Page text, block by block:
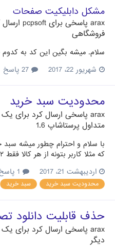
مشکل دابلیکیت صفحات
arax پاسخی برای pcpsoft
فروشگاهی
سلام. میشه بگین این کد به کدوم
شهریور 22، 2017
محدودیت سبد خرید
arax پاسخی ارسال کرد برای
متداول پرستاشاپ 1.6
با سلام و احترام چطور میشه
که مثلا کاربر بتونه از هر کالا فقط ۲ عدد به سبد خریدش اضافه کنه؟
اردیبهشت 21، 2017
محدودیت سبد خرید سبد خرید
حذف قابلیت دانلود
arax پاسخی ارسال کرد برای
دیگر